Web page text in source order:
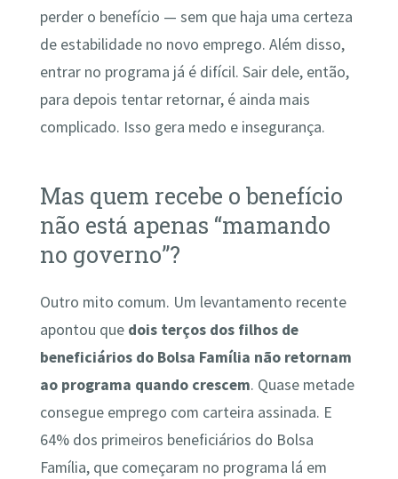
perder o benefício — sem que haja uma certeza
de estabilidade no novo emprego. Além disso,
entrar no programa já é difícil. Sair dele, então,
para depois tentar retornar, é ainda mais
complicado. Isso gera medo e insegurança.
Mas quem recebe o benefício
não está apenas “mamando
no governo”?
Outro mito comum. Um levantamento recente
apontou que dois terços dos filhos de
beneficiários do Bolsa Família não retornam
ao programa quando crescem. Quase metade
consegue emprego com carteira assinada. E
64% dos primeiros beneficiários do Bolsa
Família, que começaram no programa lá em